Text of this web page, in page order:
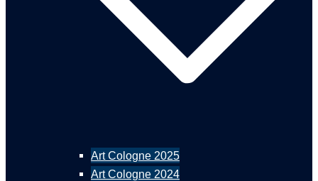
Art Cologne 2025
Art Cologne 2024